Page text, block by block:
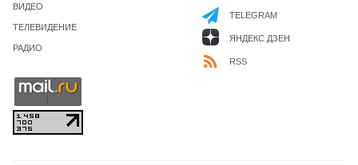
ВИДЕО
ТЕЛЕВИДЕНИЕ
РАДИО
TELEGRAM
ЯНДЕКС ДЗЕН
RSS